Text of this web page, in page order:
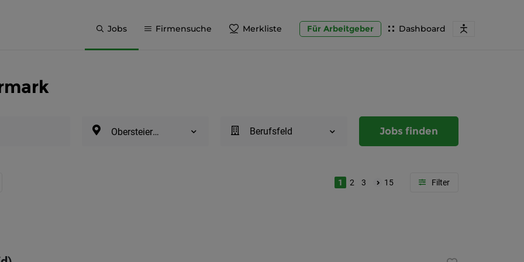
Jobs Firmensuche Merkliste Dashboard
Für Arbeitgeber
Obersteiermark Berufsfeld Jobs finden
1 2 3 15